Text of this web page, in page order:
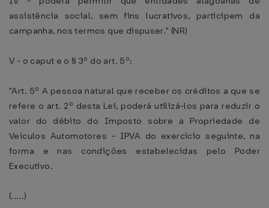
assistência social, sem fins lucrativos, participem da
campanha, nos termos que dispuser." (NR)
V - o caput e o § 3º do art. 5º:
"Art. 5º A pessoa natural que receber os créditos a que se
refere o art. 2º desta Lei, poderá utilizá-los para reduzir o
valor do débito do Imposto sobre a Propriedade de
Veículos Automotores - IPVA do exercício seguinte, na
forma e nas condições estabelecidas pelo Poder
Executivo.
(.....)